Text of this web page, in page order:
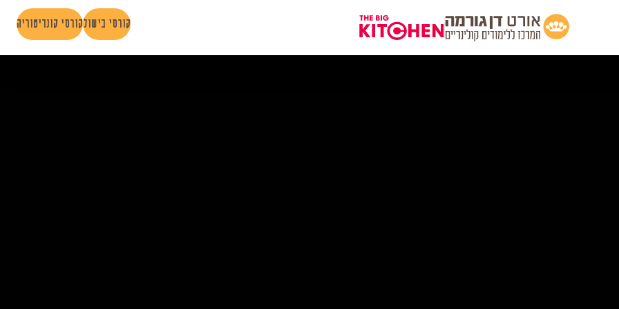
קורסי בישולקורסי קונדיטוריה
play stop